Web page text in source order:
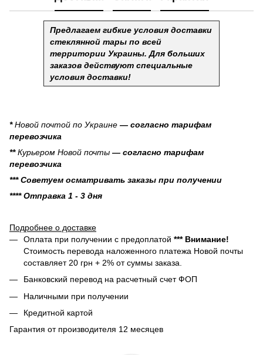
Предлагаем гибкие условия доставки
стеклянной тары по всей
территории Украины. Для больших
заказов действуют специальные
условия доставки!
*Новой почтой по Украине — согласно тарифам
перевозчика
**Курьером Новой почты — согласно тарифам
перевозчика
*** Советуем осматривать заказы при получении
**** Отправка 1 - 3 дня
Подробнее о доставке
Оплата при получении с предоплатой *** Внимание!
Стоимость перевода наложенного платежа Новой почты
составляет 20 грн + 2% от суммы заказа.
Банковский перевод на расчетный счет ФОП
Наличными при получении
Кредитной картой
Гарантия от производителя 12 месяцев